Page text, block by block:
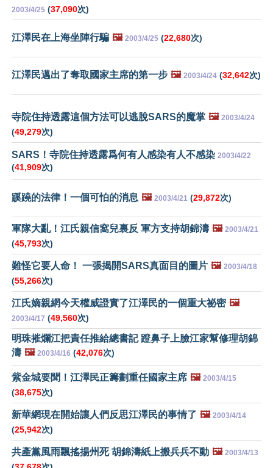
2003/4/25 (37,090次)
江澤民在上海坐陣行騙 🖼️ 2003/4/25 (22,680次)
江澤民邁出了奪取國家主席的第一步 🖼️ 2003/4/24 (32,642次)
寺院住持透露這個方法可以逃脫SARS的魔掌 🖼️ 2003/4/24
(49,279次)
SARS！寺院住持透露爲何有人感染有人不感染 2003/4/22
(41,909次)
蹊蹺的法律！一個可怕的消息 🖼️ 2003/4/21 (29,872次)
軍隊大亂！江氏親信窩兒裏反 軍方支持胡錦濤 🖼️ 2003/4/21
(45,793次)
難怪它要人命！ 一張揭開SARS真面目的圖片 🖼️ 2003/4/18
(55,266次)
江氏嫡親網今天權威證實了江澤民的一個重大祕密 🖼️
2003/4/17 (49,560次)
明珠摧爛江把責任推給總書記 蹬鼻子上臉江家幫修理胡錦
濤 🖼️ 2003/4/16 (42,076次)
紫金城要聞！江澤民正籌劃重任國家主席 🖼️ 2003/4/15
(38,675次)
新華網現在開始讓人們反思江澤民的事情了 🖼️ 2003/4/14
(25,942次)
共產黨風雨飄搖揚州死 胡錦濤紙上搬兵兵不動 🖼️ 2003/4/13